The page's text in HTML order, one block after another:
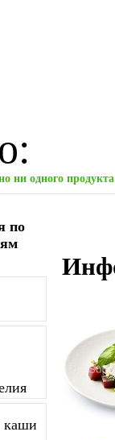
ни одного продукта
по
каши